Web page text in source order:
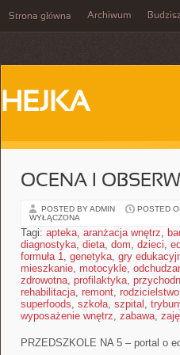
Strona główna Archiwum
HEJKA
OCENA I
POSTED BY ADMIN POSTED
WYŁĄCZONA
Tagi: apteka, aranżacja wnętrz,
diagnostyka, dieta, dom, dzieci,
formuła 1, genetyka, gry
mieszkanie, motocykle,
zdrowotna, profilaktyka,
rehabilitacja, remont, rodzicielstwo
superfoods, szkoła, szpital ,
wyposażenie wnętrz, zabawa,
PRZEDSZKOLE NA 5 – portal o